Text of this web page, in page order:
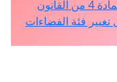
دعم ملف تفعيل النصوص التنظيمية للمادة 4 من القانون
تغيير فئة الفضاءات